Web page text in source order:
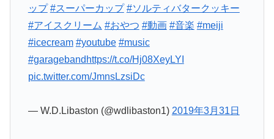
ップ #スーパーカップ #ソルティバタークッキー
#アイスクリーム #おやつ #動画 #音楽 #meiji
#icecream #youtube #music
#garageband https://t.co/Hj08XeyLYI
pic.twitter.com/JmnsLzsiDc
— W.D.Libaston (@wdlibaston1) 2019年3月31日